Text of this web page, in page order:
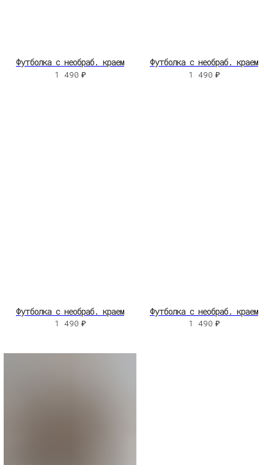
Футболка с необраб. краем
1 490 ₽
Футболка с необраб. краем
1 490 ₽
Футболка с необраб. краем
1 490 ₽
Футболка с необраб. краем
1 490 ₽